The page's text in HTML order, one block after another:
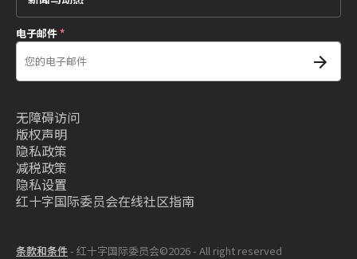
电子邮件*
无障碍访问
版权声明
隐私政策
减税政策
隐私设置
红十字国际委员会在线社区指南
条款和条件- 红十字国际委员会©2026 - All right reserved